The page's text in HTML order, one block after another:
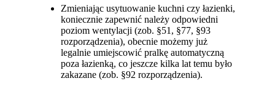
Zmieniając usytuowanie kuchni czy łazienki,
koniecznie zapewnić należy odpowiedni
poziom wentylacji (zob. §51, §77, §93
rozporządzenia), obecnie możemy już
legalnie umiejscowić pralkę automatyczną
poza łazienką, co jeszcze kilka lat temu było
zakazane (zob. §92 rozporządzenia).